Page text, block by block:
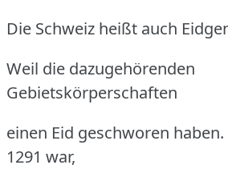
Die Schweiz heißt auch
Weil die dazugehörenden
Gebietskörperschaften
einen Eid geschworen
1291 war,